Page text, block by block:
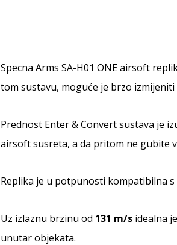
Specna Arms SA-H01 ONE airsoft
tom sustavu, moguće je brzo
Prednost Enter & Convert sustava je
airsoft susreta, a da pritom ne gubite
Replika je u potpunosti kompatibilna s
Uz izlaznu brzinu od 131 m/s idealna
unutar objekata.